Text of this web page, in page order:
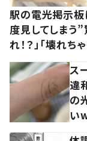
駅の電光掲示
度見してしまう
れ！？」「壊れちゃ
ス
違
の
い